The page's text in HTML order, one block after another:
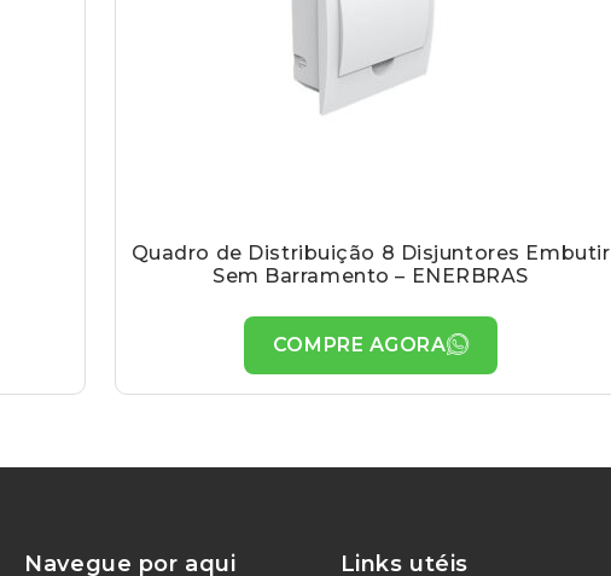
Quadro de Distribuição 8 Disjuntores Embutir
Sem Barramento – ENERBRAS
COMPRE AGORA
Navegue por aqui Links utéis